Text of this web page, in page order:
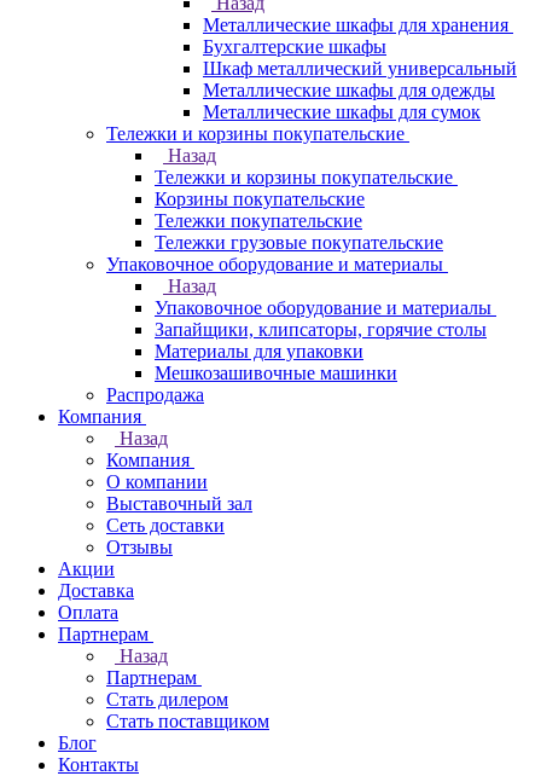
Металлические шкафы для хранения
Бухгалтерские шкафы
Шкаф металлический универсальный
Металлические шкафы для одежды
Металлические шкафы для сумок
Тележки и корзины покупательские
Назад
Тележки и корзины покупательские
Корзины покупательские
Тележки покупательские
Тележки грузовые покупательские
Упаковочное оборудование и материалы
Назад
Упаковочное оборудование и материалы
Запайщики, клипсаторы, горячие столы
Материалы для упаковки
Мешкозашивочные машинки
Распродажа
Компания
Назад
Компания
О компании
Выставочный зал
Сеть доставки
Отзывы
Акции
Доставка
Оплата
Партнерам
Назад
Партнерам
Стать дилером
Стать поставщиком
Блог
Контакты